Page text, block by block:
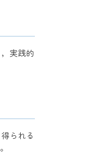
実践的
られる